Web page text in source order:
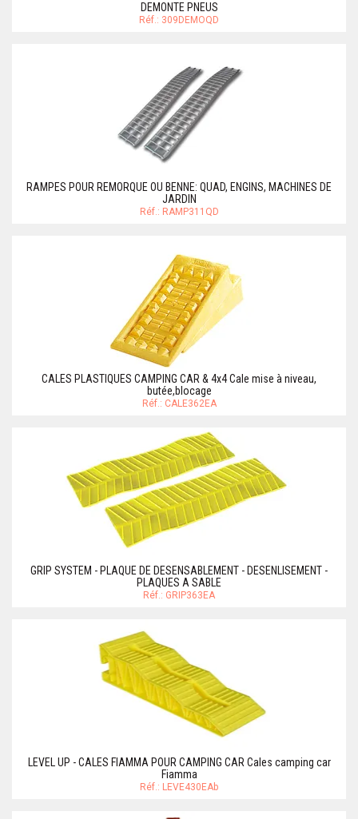
DEMONTE PNEUS
Réf.: 309DEMOQD
RAMPES POUR REMORQUE OU BENNE: QUAD, ENGINS, MACHINES DE
JARDIN
Réf.: RAMP311QD
CALES PLASTIQUES CAMPING CAR & 4x4 Cale mise à niveau,
butée,blocage
Réf.: CALE362EA
GRIP SYSTEM - PLAQUE DE DESENSABLEMENT - DESENLISEMENT -
PLAQUES A SABLE
Réf.: GRIP363EA
LEVEL UP - CALES FIAMMA POUR CAMPING CAR Cales camping car
Fiamma
Réf.: LEVE430EAb